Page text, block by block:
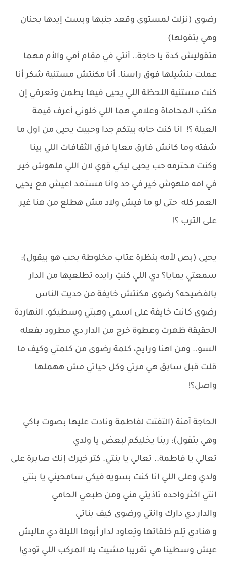
رضوى (نزلت لمستوى وقعد جنبها وبست إيدها بحنان
وهي بتقولها)
متقوليش كدة يا حاجة.. أنتي في مقام أمي والأم مهما
عملت بنشيلها فوق راسنا. أنا مكنتش مستنية شكر أنا
كنت مستنية اللحظة اللي يحيى فيها يطمن وتعرفي إن
مكتب المحاماة وعلامي هما اللي خلوني أعرف قيمة
العيلة ؟! انا كنت حابه بيتكم جدا وحبيت يحيى من اول ما
شفته وما كانش فارق معايا فرق الثقافات اللي بينا
وكنت محترمه حب يحيى ليكي قوي لان اللي ملهوش خير
في امه ملهوش خير في حد وانا مستعد اعيش مع يحيى
العمر كله حتى لو ما فيش ولاد مش هطلع من هنا غير
على الترب ؟!
يحيى (بص لأمه بنظرة عتاب مخلوطة بحب هو بيقول):
سمعتي يمايا؟ دي اللي كنتِ رايده تطلعيها من الدار
بالفضيحه؟ رضوى مكنتش خايفة من حديت الناس
رضوى كانت خايفة على اسمي وهبتي وسطيكو. النهاردة
الحقيقة ظهرت وعطوة خرج من الدار دي مطرود بفعله
السو.. ومن اهنا ورايح، كلمة رضوى من كلمتي وكيف ما
قلت قبل سابق هي مرتي وكل حياتي مش ههملها
واصل؟!
الحاجة آمنة (التفتت لفاطمة ونادت عليها بصوت باكي
وهي بتقول): ربنا يخليكم لبعض يا ولدي
تعالي يا فاطمة.. تعالي يا بنتي. كتر خيرك إنك صابرة على
ولدي وعلى اللي انا كنت بسويه فيكي سامحيني يا بنتي
انتي اكثر واحده تاذيتي مني ومن طبعي الحامي
والدار دي دارك وانتي ورضوى كيف بناتي
و هنادي تِلم خلقاتها وتِعاود لدار أبوها الليلة دي ماليش
عيش وسطينا هي تقريبا مشيت يلا المركب اللي تودي!